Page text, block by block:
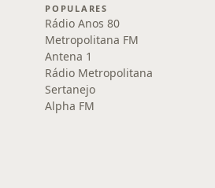
POPULARES
Rádio Anos 80
Metropolitana FM
Antena 1
Rádio Metropolitana
Sertanejo
Alpha FM